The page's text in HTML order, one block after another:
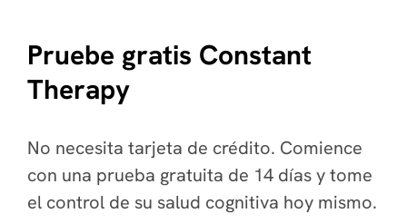
Pruebe gratis Constant
Therapy
No necesita tarjeta de crédito. Comience
con una prueba gratuita de 14 días y tome
el control de su salud cognitiva hoy mismo.